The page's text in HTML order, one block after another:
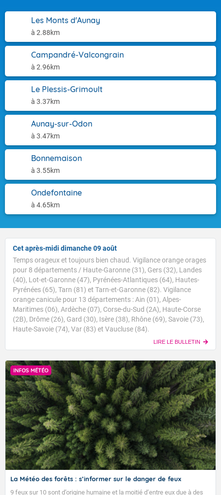
Les Monts d'Aunay
à 2.88km
Campandré-Valcongrain
à 2.96km
Le Plessis-Grimoult
à 3.37km
Aunay-sur-Odon
à 3.47km
Bonnemaison
à 3.55km
Ondefontaine
à 4.65km
Cet après-midi dimanche 09 août
Temps orageux et toujours bien chaud. Vigilance orange orages
pour 8 départements / Haute-Garonne (31), Gers (32), Landes
(40), Lot-et-Garonne (47), Pyrénées-Atlantiques (64), Hautes-
Pyrénées (65), Tarn (81) et Tarn-et-Garonne (82). Vigilance
orange canicule pour 13 départements : Ain (01), Alpes-
Maritimes (06), Ardèche (07), Corse-du-Sud (2A), Haute-Corse
(2B), Drôme (26), Gard (30), Isère (38), Rhône (69), Savoie (73),
Haute-Savoie (74), Var (83) et Vaucluse (84).
LIRE LE BULLETIN
INFOS MÉTÉO
La Météo des forêts : s’informer sur le danger de feux
9 feux sur 10 sont d’origine humaine et la moitié d’entre eux due à des